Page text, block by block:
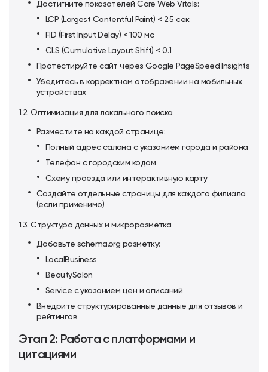
Достигните показателей Core Web Vitals:
LCP (Largest Contentful Paint) < 2.5 сек
FID (First Input Delay) < 100 мс
CLS (Cumulative Layout Shift) < 0.1
Протестируйте сайт через Google PageSpeed Insights
Убедитесь в корректном отображении на мобильных
устройствах
1.2. Оптимизация для локального поиска
Разместите на каждой странице:
Полный адрес салона с указанием города и района
Телефон с городским кодом
Схему проезда или интерактивную карту
Создайте отдельные страницы для каждого филиала
(если применимо)
1.3. Структура данных и микроразметка
Добавьте schema.org разметку:
LocalBusiness
BeautySalon
Service с указанием цен и описаний
Внедрите структурированные данные для отзывов и
рейтингов
Этап 2: Работа с платформами и
цитациями